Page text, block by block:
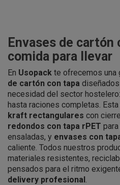
Envases de cartón
comida para llevar
En Usopack te ofrecemos una
de cartón con tapa
necesidad del sector
hasta raciones completas.
kraft rectangulares con
redondos con tapa rPET
ensaladas, y envases con
caliente. Todos nuestros
materiales resistentes,
pensados para el ritmo
delivery profesional